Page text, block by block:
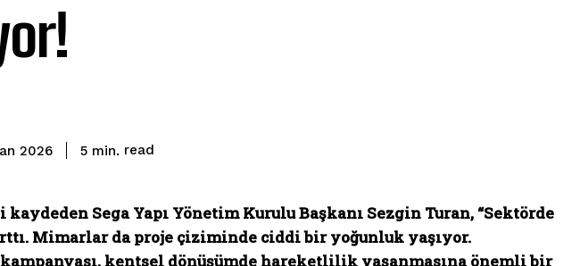
2026 5 min. read
Sega Yapı Yönetim Kurulu Başkanı Sezgin Turan, “Sektörde
Mimarlar da proje çiziminde ciddi bir yoğunluk yaşıyor.
kampanyası, kentsel dönüşümde hareketlilik yaşanmasına önemli bir